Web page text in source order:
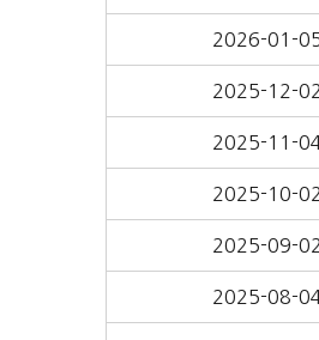
2026-01-
2025-12-02
2025-11-
2025-10-02
2025-09-02
2025-08-